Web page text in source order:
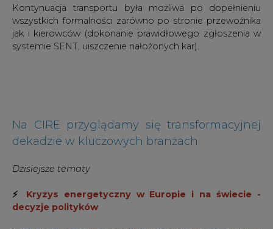
Kontynuacja transportu była możliwa po dopełnieniu
wszystkich formalności zarówno po stronie przewoźnika
jak i kierowców (dokonanie prawidłowego zgłoszenia w
systemie SENT, uiszczenie nałożonych kar).
Na CIRE przyglądamy się transformacyjnej
dekadzie w kluczowych branżach
Dzisiejsze tematy
⚡ Kryzys energetyczny w Europie i na świecie -
decyzje polityków